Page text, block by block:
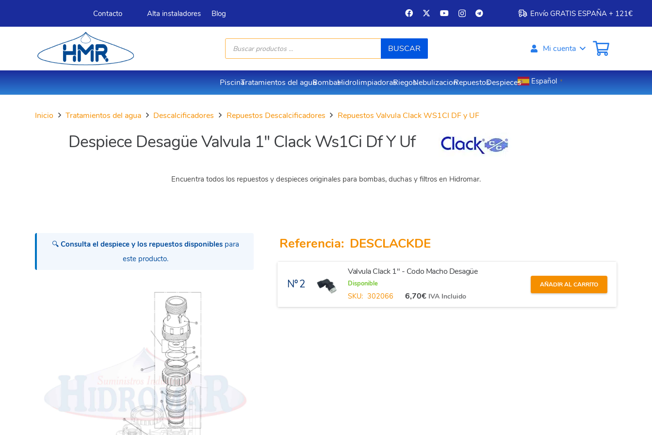
Contacto Alta instaladores Blog Envío GRATIS ESPAÑA + 121€
Búsqueda
productos
BUSCAR Mi cuenta
PiscinaTratamientos del aguaBombasHidrolimpiadorasRiegosNebulizacionRepuestosDespieces Español ▼
Inicio Tratamientos del agua Descalcificadores Repuestos Descalcificadores Repuestos Valvula Clack WS1CI DF y UF
Despiece Desagüe Valvula 1″ Clack Ws1Ci Df Y Uf
Encuentra todos los repuestos y despieces originales para bombas, duchas y filtros en Hidromar.
🔍 Consulta el despiece y los repuestos disponiblespara
este producto.
Referencia: DESCLACKDE
Nº 2
Valvula Clack 1" - Codo Macho Desagüe
Disponible
SKU: 302066 6,70€ IVA Incluido
AÑADIR AL CARRITO